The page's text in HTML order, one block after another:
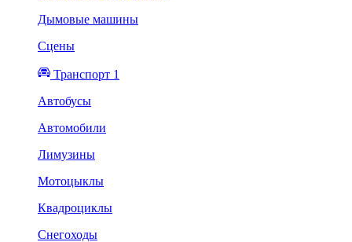
Дымовые машины
Сцены
Транспорт 1
Автобусы
Автомобили
Лимузины
Мотоцыклы
Квадроциклы
Снегоходы